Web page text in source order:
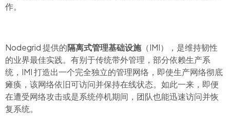
作。
Nodegrid提供的隔离式管理基础设施（IMI），是维持韧性
的业界最佳实践。有别于传统带外管理，部分依赖生产系
统，IMI 打造出一个完全独立的管理网络，即使生产网络彻底
瘫痪，该网络依旧可访问并保持在线状态。如此一来，即便
在遭受网络攻击或是系统停机期间，团队也能迅速访问并恢
复系统。